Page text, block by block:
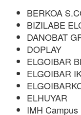
BERKOA
BIZILABE
DANOBAT
DOPLAY
ELGOIBAR
ELGOIBAR
ELHUYAR
IMH Campus